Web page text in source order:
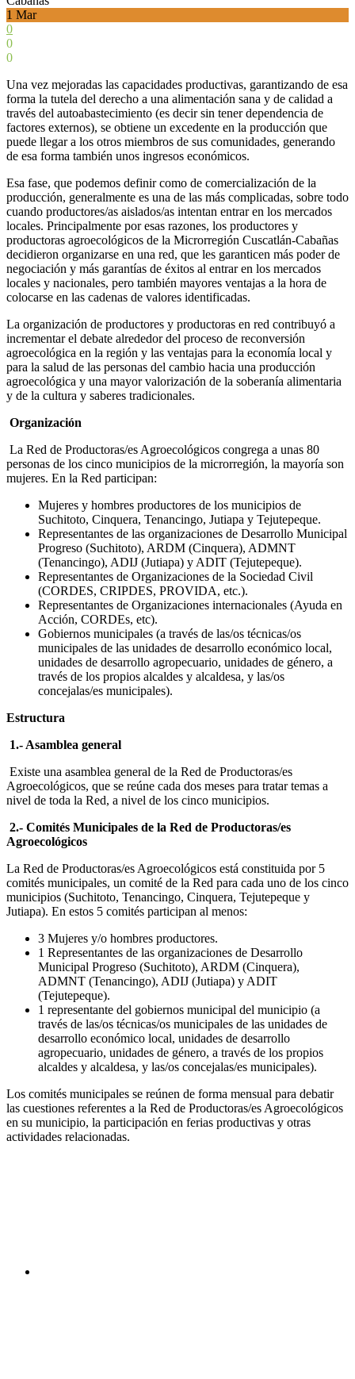
1 Mar
0
0
0
Una vez mejoradas las capacidades productivas, garantizando de esa
forma la tutela del derecho a una alimentación sana y de calidad a
través del autoabastecimiento (es decir sin tener dependencia de
factores externos), se obtiene un excedente en la producción que
puede llegar a los otros miembros de sus comunidades, generando
de esa forma también unos ingresos económicos.
Esa fase, que podemos definir como de comercialización de la
producción, generalmente es una de las más complicadas, sobre todo
cuando productores/as aislados/as intentan entrar en los mercados
locales. Principalmente por esas razones, los productores y
productoras agroecológicos de la Microrregión Cuscatlán-Cabañas
decidieron organizarse en una red, que les garanticen más poder de
negociación y más garantías de éxitos al entrar en los mercados
locales y nacionales, pero también mayores ventajas a la hora de
colocarse en las cadenas de valores identificadas.
La organización de productores y productoras en red contribuyó a
incrementar el debate alrededor del proceso de reconversión
agroecológica en la región y las ventajas para la economía local y
para la salud de las personas del cambio hacia una producción
agroecológica y una mayor valorización de la soberanía alimentaria
y de la cultura y saberes tradicionales.
Organización
La Red de Productoras/es Agroecológicos congrega a unas 80
personas de los cinco municipios de la microrregión, la mayoría son
mujeres. En la Red participan:
Mujeres y hombres productores de los municipios de
Suchitoto, Cinquera, Tenancingo, Jutiapa y Tejutepeque.
Representantes de las organizaciones de Desarrollo Municipal
Progreso (Suchitoto), ARDM (Cinquera), ADMNT
(Tenancingo), ADIJ (Jutiapa) y ADIT (Tejutepeque).
Representantes de Organizaciones de la Sociedad Civil
(CORDES, CRIPDES, PROVIDA, etc.).
Representantes de Organizaciones internacionales (Ayuda en
Acción, CORDEs, etc).
Gobiernos municipales (a través de las/os técnicas/os
municipales de las unidades de desarrollo económico local,
unidades de desarrollo agropecuario, unidades de género, a
través de los propios alcaldes y alcaldesa, y las/os
concejalas/es municipales).
Estructura
1.- Asamblea general
Existe una asamblea general de la Red de Productoras/es
Agroecológicos, que se reúne cada dos meses para tratar temas a
nivel de toda la Red, a nivel de los cinco municipios.
2.- Comités Municipales de la Red de Productoras/es
Agroecológicos
La Red de Productoras/es Agroecológicos está constituida por 5
comités municipales, un comité de la Red para cada uno de los cinco
municipios (Suchitoto, Tenancingo, Cinquera, Tejutepeque y
Jutiapa). En estos 5 comités participan al menos:
3 Mujeres y/o hombres productores.
1 Representantes de las organizaciones de Desarrollo
Municipal Progreso (Suchitoto), ARDM (Cinquera),
ADMNT (Tenancingo), ADIJ (Jutiapa) y ADIT
(Tejutepeque).
1 representante del gobiernos municipal del municipio (a
través de las/os técnicas/os municipales de las unidades de
desarrollo económico local, unidades de desarrollo
agropecuario, unidades de género, a través de los propios
alcaldes y alcaldesa, y las/os concejalas/es municipales).
Los comités municipales se reúnen de forma mensual para debatir
las cuestiones referentes a la Red de Productoras/es Agroecológicos
en su municipio, la participación en ferias productivas y otras
actividades relacionadas.